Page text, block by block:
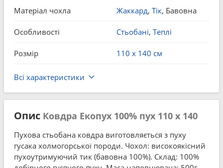
Матеріал чохла Жаккард, Тік, Бавовна
Особливості Стьобані, Теплі
Розмір 110 x 140 см
Всі характеристики
Опис Ковдра Екопух 100% пух 110 x 140
Пухова стьобана ковдра виготовляється з пуху
гусака холмогорської породи. Чохол: високоякісний
пухоутримуючий тик (бавовна 100%). Склад: 100%